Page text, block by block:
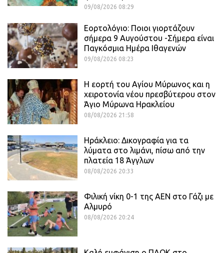
09/08/2026 08:29
Εορτολόγιο: Ποιοι γιορτάζουν
σήμερα 9 Αυγούστου -Σήμερα είναι
Παγκόσμια Ημέρα Ιθαγενών
09/08/2026 08:23
Η εορτή του Αγίου Μύρωνος και η
χειροτονία νέου πρεσβύτερου στον
Άγιο Μύρωνα Ηρακλείου
08/08/2026 21:58
Ηράκλειο: Δικογραφία για τα
λύματα στο λιμάνι, πίσω από την
πλατεία 18 Άγγλων
08/08/2026 20:33
Φιλική νίκη 0-1 της ΑΕΝ στο Γάζι με
Αλμυρό
08/08/2026 20:24